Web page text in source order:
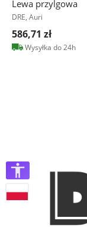
Lewa przylgowa
DRE, Auri
586,71 zł
Wysyłka do 24h